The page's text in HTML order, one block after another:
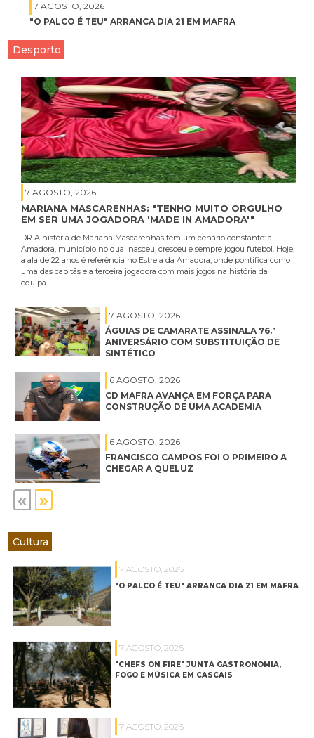
7 AGOSTO, 2026
"O PALCO É TEU" ARRANCA DIA 21 EM MAFRA
Desporto
7 AGOSTO, 2026
MARIANA MASCARENHAS: "TENHO MUITO ORGULHO
EM SER UMA JOGADORA 'MADE IN AMADORA'"
DR A história de Mariana Mascarenhas tem um cenário constante: a
Amadora, município no qual nasceu, cresceu e sempre jogou futebol. Hoje,
a ala de 22 anos é referência no Estrela da Amadora, onde pontifica como
uma das capitãs e a terceira jogadora com mais jogos na história da
equipa…
7 AGOSTO, 2026
ÁGUIAS DE CAMARATE ASSINALA 76.ª
ANIVERSÁRIO COM SUBSTITUIÇÃO DE
SINTÉTICO
6 AGOSTO, 2026
CD MAFRA AVANÇA EM FORÇA PARA
CONSTRUÇÃO DE UMA ACADEMIA
6 AGOSTO, 2026
FRANCISCO CAMPOS FOI O PRIMEIRO A
CHEGAR A QUELUZ
« »
Cultura
7 AGOSTO, 2026
"O PALCO É TEU" ARRANCA DIA 21 EM MAFRA
7 AGOSTO, 2026
"CHEFS ON FIRE" JUNTA GASTRONOMIA,
FOGO E MÚSICA EM CASCAIS
7 AGOSTO, 2026